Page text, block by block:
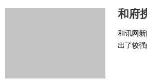
和府
和讯网
出了较